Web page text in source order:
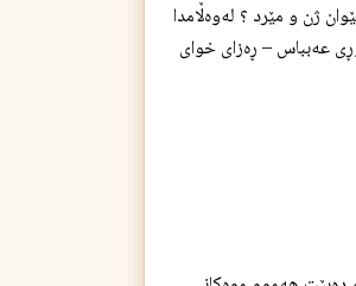
ژن و مێرد ؟ له‌وه‌ڵامدا
عه‌بباس – ڕه‌زای خوای